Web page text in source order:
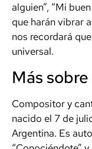
alguien”, “Mi
que harán vibrar
nos recordará
universal.
Más
Compositor y
nacido el 7 de
Argentina. Es